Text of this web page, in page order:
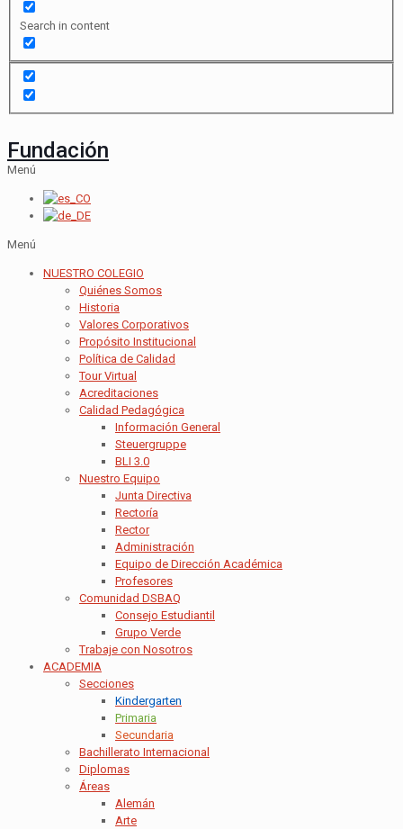
Search in content
Fundación
Menú
Menú
NUESTRO COLEGIO
Quiénes Somos
Historia
Valores Corporativos
Propósito Institucional
Política de Calidad
Tour Virtual
Acreditaciones
Calidad Pedagógica
Información General
Steuergruppe
BLI 3.0
Nuestro Equipo
Junta Directiva
Rectoría
Rector
Administración
Equipo de Dirección Académica
Profesores
Comunidad DSBAQ
Consejo Estudiantil
Grupo Verde
Trabaje con Nosotros
ACADEMIA
Secciones
Kindergarten
Primaria
Secundaria
Bachillerato Internacional
Diplomas
Áreas
Alemán
Arte